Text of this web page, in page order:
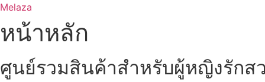
Skip
content
Melaza
หน้าหลัก
ศูนย์รวมสินค้าสำหรับผู้หญิงรักส